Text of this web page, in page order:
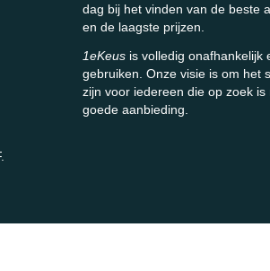
dag bij het vinden van de beste
en de laagste prijzen.
1eKeus is volledig onafhankelijk
gebruiken. Onze visie is om het
zijn voor iedereen die op zoek is
goede aanbieding.